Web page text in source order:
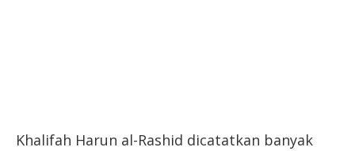
Khalifah Harun al-Rashid dicatatkan banyak